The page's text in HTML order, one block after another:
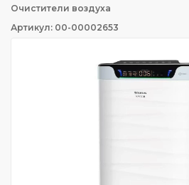
Очистители воздуха
Артикул: 00-00002653